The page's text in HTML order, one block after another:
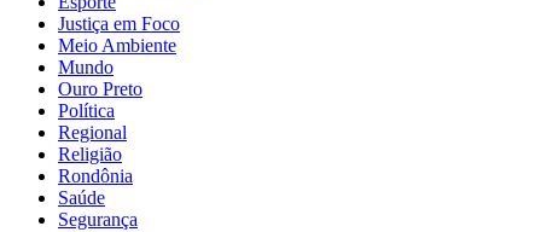
Justiça em Foco
Meio Ambiente
Mundo
Ouro Preto
Política
Regional
Religião
Rondônia
Saúde
Segurança